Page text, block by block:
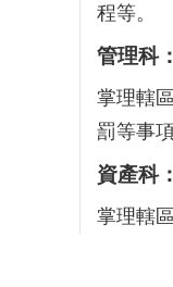
程等。
管理科
掌理轄
罰等事
資產科
掌理轄